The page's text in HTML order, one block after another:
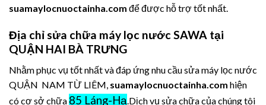
suamaylocnuoctainha.com để được hỗ trợ tốt nhất.
Địa chỉ sửa chữa máy lọc nước SAWA tại
QUẬN HAI BÀ TRƯNG
Nhằm phục vụ tốt nhất và đáp ứng nhu cầu sửa máy lọc nước
QUẬN NAM TỪ LIÊM, suamaylocnuoctainha.com hiện
có cơ sở chữa 85 Láng-Hạ .Dịch vụ sửa chữa của chúng tôi